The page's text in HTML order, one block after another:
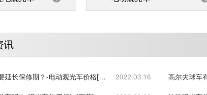
讯
延长保修期？-电动观光车价格[五
2022.03.16 高尔夫球车